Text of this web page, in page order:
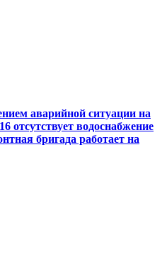
аварийной ситуации на
отсутствует водоснабжение
бригада работает на